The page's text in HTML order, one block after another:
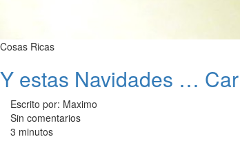
Cosas Ricas
Y estas Navidades …
Escrito por: Maximo
Sin comentarios
3 minutos